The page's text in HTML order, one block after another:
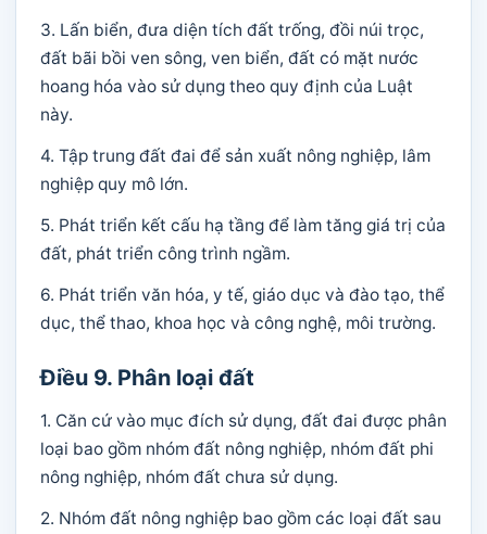
3. Lấn biển, đưa diện tích đất trống, đồi núi trọc,
đất bãi bồi ven sông, ven biển, đất có mặt nước
hoang hóa vào sử dụng theo quy định của Luật
này.
4. Tập trung đất đai để sản xuất nông nghiệp, lâm
nghiệp quy mô lớn.
5. Phát triển kết cấu hạ tầng để làm tăng giá trị của
đất, phát triển công trình ngầm.
6. Phát triển văn hóa, y tế, giáo dục và đào tạo, thể
dục, thể thao, khoa học và công nghệ, môi trường.
Điều 9. Phân loại đất
1. Căn cứ vào mục đích sử dụng, đất đai được phân
loại bao gồm nhóm đất nông nghiệp, nhóm đất phi
nông nghiệp, nhóm đất chưa sử dụng.
2. Nhóm đất nông nghiệp bao gồm các loại đất sau